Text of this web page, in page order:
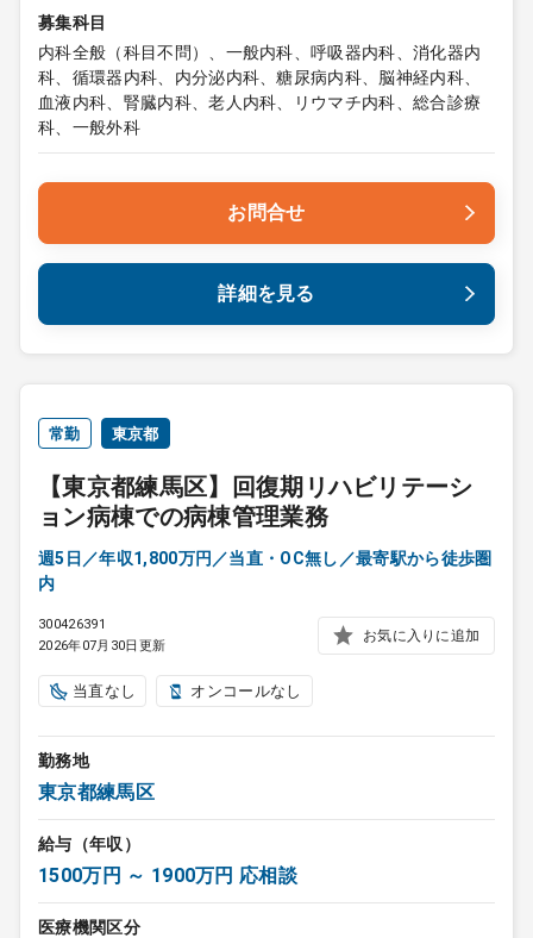
募集科目
内科全般（科目不問）、一般内科、呼吸器内科、消化器内
科、循環器内科、内分泌内科、糖尿病内科、脳神経内科、
血液内科、腎臓内科、老人内科、リウマチ内科、総合診療
科、一般外科
お問合せ
詳細を見る
常勤 東京都
【東京都練馬区】回復期リハビリテーシ
ョン病棟での病棟管理業務
週5日／年収1,800万円／当直・OC無し／最寄駅から徒歩圏
内
300426391
2026年07月30日更新
お気に入りに追加
当直なし オンコールなし
勤務地
東京都練馬区
給与（年収）
1500万円 ～ 1900万円 応相談
医療機関区分